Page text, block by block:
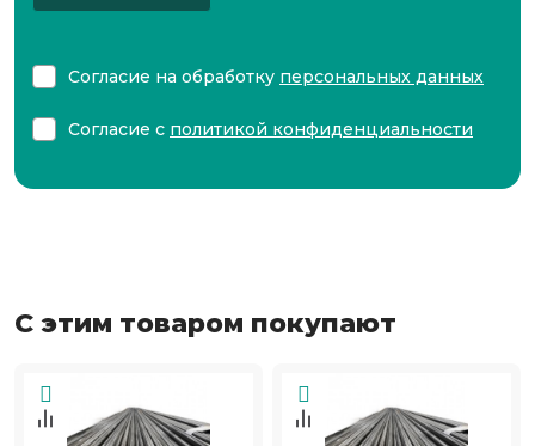
Согласие на обработку персональных данных
Согласие с политикой конфиденциальности
С этим товаром покупают